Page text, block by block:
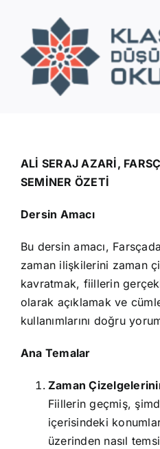
content
Eğitimler
İletişim
ALİ SERAJ AZARİ,
SEMİNER ÖZETİ
Dersin Amacı
Bu dersin amacı,
zaman ilişkilerini zaman
kavratmak, fiillerin
olarak açıklamak ve
kullanımlarını doğru
Ana Temalar
Zaman
Fiillerin geçmiş,
içerisindeki
üzerinden nasıl